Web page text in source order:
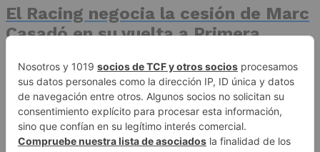
El Racing negocia la cesión de Marc
Casadó en su vuelta a Primera
Advertisement
Publicidad
Aviso legal
Política de privacidad